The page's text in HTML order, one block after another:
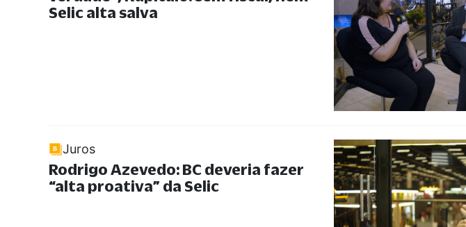
Selic alta salva
Juros
Rodrigo Azevedo: BC deveria fazer
“alta proativa” da Selic